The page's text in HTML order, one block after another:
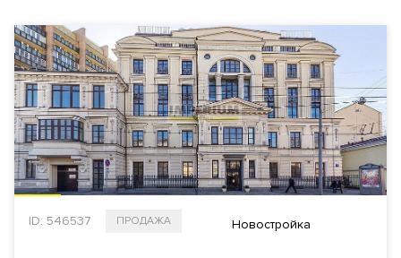
ID: 546537 ПРОДАЖА Новостройка